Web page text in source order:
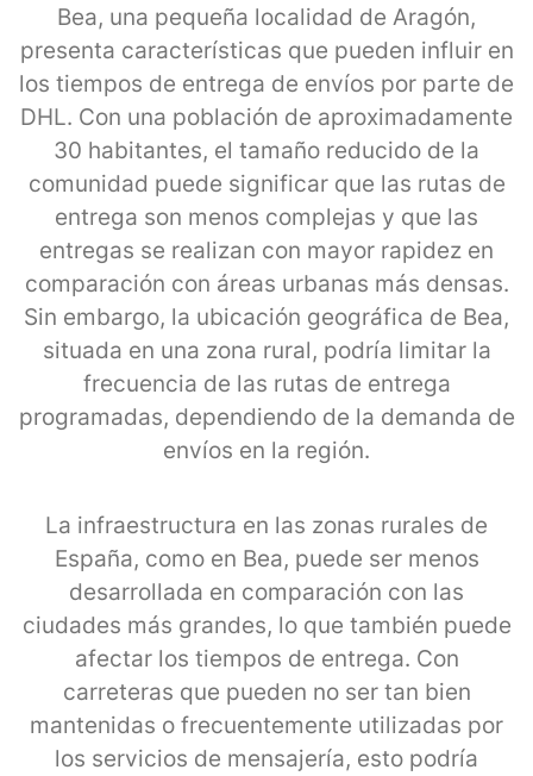
Bea, una pequeña localidad de Aragón,
presenta características que pueden influir en
los tiempos de entrega de envíos por parte de
DHL. Con una población de aproximadamente
30 habitantes, el tamaño reducido de la
comunidad puede significar que las rutas de
entrega son menos complejas y que las
entregas se realizan con mayor rapidez en
comparación con áreas urbanas más densas.
Sin embargo, la ubicación geográfica de Bea,
situada en una zona rural, podría limitar la
frecuencia de las rutas de entrega
programadas, dependiendo de la demanda de
envíos en la región.
La infraestructura en las zonas rurales de
España, como en Bea, puede ser menos
desarrollada en comparación con las
ciudades más grandes, lo que también puede
afectar los tiempos de entrega. Con
carreteras que pueden no ser tan bien
mantenidas o frecuentemente utilizadas por
los servicios de mensajería, esto podría